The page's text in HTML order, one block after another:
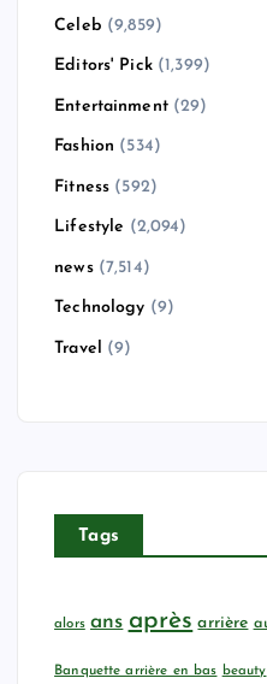
Celeb (9,859)
Editors' Pick(1,399)
Entertainment(29)
Fashion (534)
Fitness (592)
Lifestyle (2,094)
news(7,514)
Technology (9)
Travel (9)
Tags
alors ans après arrière
Banquette arrière en bas beauty